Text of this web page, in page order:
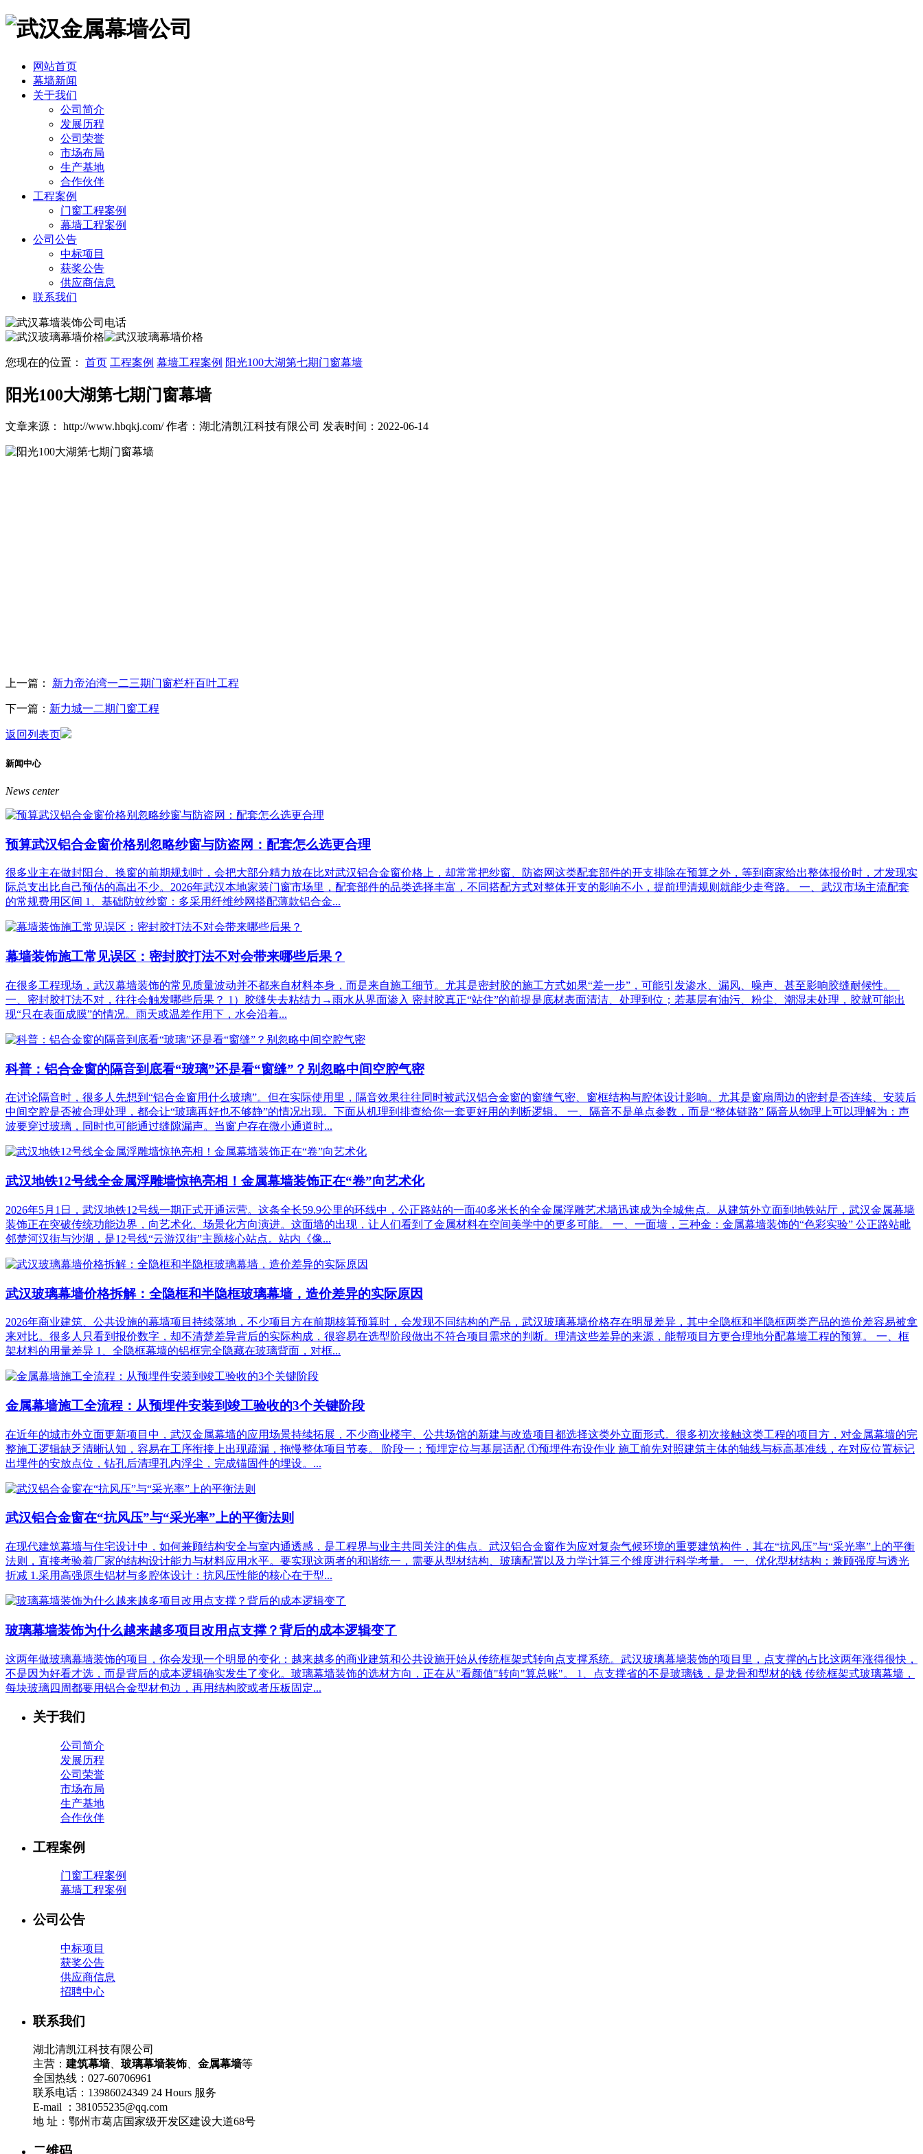
网站首页
幕墙新闻
关于我们
公司简介
发展历程
公司荣誉
市场布局
生产基地
合作伙伴
工程案例
门窗工程案例
幕墙工程案例
公司公告
中标项目
获奖公告
供应商信息
联系我们
您现在的位置： 首页 工程案例 幕墙工程案例 阳光100大湖第七期门窗幕墙
阳光100大湖第七期门窗幕墙
文章来源： http://www.hbqkj.com/作者：湖北清凯江科技有限公司 发表时间：2022-06-14
上一篇： 新力帝泊湾一二三期门窗栏杆百叶工程
下一篇： 新力城一二期门窗工程
返回列表页
新闻中心
News center
预算武汉铝合金窗价格别忽略纱窗与防盗网：配套怎么选更合理
很多业主在做封阳台、换窗的前期规划时，会把大部分精力放在比对武汉铝合金窗价格上，却常常把纱窗、防盗网这类配套部件的开支排除在预算之外，等到商家给出整体报价时，才发现实
际总支出比自己预估的高出不少。2026年武汉本地家装门窗市场里，配套部件的品类选择丰富，不同搭配方式对整体开支的影响不小，提前理清规则就能少走弯路。 一、武汉市场主流配套
的常规费用区间 1、基础防蚊纱窗：多采用纤维纱网搭配薄款铝合金...
幕墙装饰施工常见误区：密封胶打法不对会带来哪些后果？
在很多工程现场，武汉幕墙装饰的常见质量波动并不都来自材料本身，而是来自施工细节。尤其是密封胶的施工方式如果“差一步”，可能引发渗水、漏风、噪声、甚至影响胶缝耐候性。
一、密封胶打法不对，往往会触发哪些后果？ 1）胶缝失去粘结力→雨水从界面渗入 密封胶真正“站住”的前提是底材表面清洁、处理到位；若基层有油污、粉尘、潮湿未处理，胶就可能出
现“只在表面成膜”的情况。雨天或温差作用下，水会沿着...
科普：铝合金窗的隔音到底看“玻璃”还是看“窗缝”？别忽略中间空腔气密
在讨论隔音时，很多人先想到“铝合金窗用什么玻璃”。但在实际使用里，隔音效果往往同时被武汉铝合金窗的窗缝气密、窗框结构与腔体设计影响。尤其是窗扇周边的密封是否连续、安装后
中间空腔是否被合理处理，都会让“玻璃再好也不够静”的情况出现。下面从机理到排查给你一套更好用的判断逻辑。 一、隔音不是单点参数，而是“整体链路” 隔音从物理上可以理解为：声
波要穿过玻璃，同时也可能通过缝隙漏声。当窗户存在微小通道时...
武汉地铁12号线全金属浮雕墙惊艳亮相！金属幕墙装饰正在“卷”向艺术化
2026年5月1日，武汉地铁12号线一期正式开通运营。这条全长59.9公里的环线中，公正路站的一面40多米长的全金属浮雕艺术墙迅速成为全城焦点。从建筑外立面到地铁站厅，武汉金属幕墙
装饰正在突破传统功能边界，向艺术化、场景化方向演进。这面墙的出现，让人们看到了金属材料在空间美学中的更多可能。 一、一面墙，三种金：金属幕墙装饰的“色彩实验” 公正路站毗
邻楚河汉街与沙湖，是12号线“云游汉街”主题核心站点。站内《像...
武汉玻璃幕墙价格拆解：全隐框和半隐框玻璃幕墙，造价差异的实际原因
2026年商业建筑、公共设施的幕墙项目持续落地，不少项目方在前期核算预算时，会发现不同结构的产品，武汉玻璃幕墙价格存在明显差异，其中全隐框和半隐框两类产品的造价差容易被拿
来对比。很多人只看到报价数字，却不清楚差异背后的实际构成，很容易在选型阶段做出不符合项目需求的判断。理清这些差异的来源，能帮项目方更合理地分配幕墙工程的预算。 一、框
架材料的用量差异 1、全隐框幕墙的铝框完全隐藏在玻璃背面，对框...
金属幕墙施工全流程：从预埋件安装到竣工验收的3个关键阶段
在近年的城市外立面更新项目中，武汉金属幕墙的应用场景持续拓展，不少商业楼宇、公共场馆的新建与改造项目都选择这类外立面形式。很多初次接触这类工程的项目方，对金属幕墙的完
整施工逻辑缺乏清晰认知，容易在工序衔接上出现疏漏，拖慢整体项目节奏。 阶段一：预埋定位与基层适配 ①预埋件布设作业 施工前先对照建筑主体的轴线与标高基准线，在对应位置标记
出埋件的安放点位，钻孔后清理孔内浮尘，完成锚固件的埋设。...
武汉铝合金窗在“抗风压”与“采光率”上的平衡法则
在现代建筑幕墙与住宅设计中，如何兼顾结构安全与室内通透感，是工程界与业主共同关注的焦点。武汉铝合金窗作为应对复杂气候环境的重要建筑构件，其在“抗风压”与“采光率”上的平衡
法则，直接考验着厂家的结构设计能力与材料应用水平。要实现这两者的和谐统一，需要从型材结构、玻璃配置以及力学计算三个维度进行科学考量。 一、优化型材结构：兼顾强度与透光
折减 1.采用高强原生铝材与多腔体设计：抗风压性能的核心在于型...
玻璃幕墙装饰为什么越来越多项目改用点支撑？背后的成本逻辑变了
这两年做玻璃幕墙装饰的项目，你会发现一个明显的变化：越来越多的商业建筑和公共设施开始从传统框架式转向点支撑系统。武汉玻璃幕墙装饰的项目里，点支撑的占比这两年涨得很快，
不是因为好看才选，而是背后的成本逻辑确实发生了变化。玻璃幕墙装饰的选材方向，正在从"看颜值"转向"算总账"。 1、点支撑省的不是玻璃钱，是龙骨和型材的钱‌ 传统框架式玻璃幕墙，
每块玻璃四周都要用铝合金型材包边，再用结构胶或者压板固定...
关于我们
公司简介
发展历程
公司荣誉
市场布局
生产基地
合作伙伴
工程案例
门窗工程案例
幕墙工程案例
公司公告
中标项目
获奖公告
供应商信息
招聘中心
联系我们
湖北清凯江科技有限公司
主营： 建筑幕墙、 玻璃幕墙装饰 金属幕墙等
全国热线：027-60706961
联系电话：13986024349 24 Hours 服务
E-mail ：381055235@qq.com
地 址：鄂州市葛店国家级开发区建设大道68号
二维码